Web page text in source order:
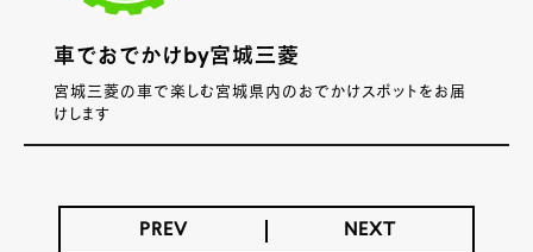
車でおでかけby宮城三菱
宮城三菱の車で楽しむ宮城県内のおでかけスポットをお届
けします
PREV NEXT